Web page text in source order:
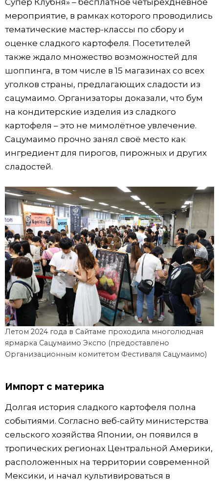
Супер Клубня» – бесплатное четырёхдневное
мероприятие, в рамках которого проводились
тематические мастер-классы по сбору и
оценке сладкого картофеля. Посетителей
также ждало множество возможностей для
шоппинга, в том числе в 15 магазинах со всех
уголков страны, предлагающих сладости из
сацумаимо. Организаторы доказали, что бум
на кондитерские изделия из сладкого
картофеля – это не мимолётное увлечение.
Сацумаимо прочно занял своё место как
ингредиент для пирогов, пирожных и других
сладостей.
Летом 2024 года в Сайтаме проходила многолюдная
ярмарка Сацумаимо Экспо (предоставлено
Организационным комитетом Фестиваля Сацумаимо)
Импорт с материка
Долгая история сладкого картофеля полна
событиями. Согласно веб-сайту министерства
сельского хозяйства Японии, он появился в
тропических регионах Центральной Америки,
расположенных на территории современной
Мексики, и начал культивироваться в